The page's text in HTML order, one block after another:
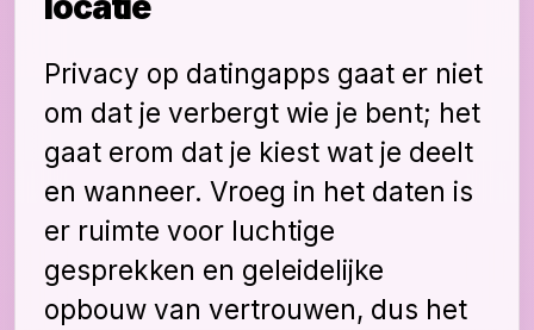
Privacy op datingapps gaat er niet
om dat je verbergt wie je bent; het
gaat erom dat je kiest wat je deelt
en wanneer. Vroeg in het daten is
er ruimte voor luchtige
gesprekken en geleidelijke
opbouw van vertrouwen, dus het